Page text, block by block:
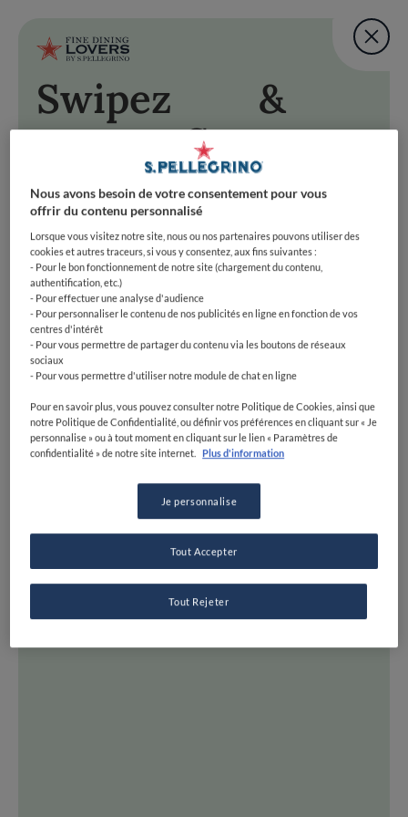
Aller au contenu principal
User account
Fine Dining Lovers
Ajouter une note
Savourez
Swipez à droite pour accepter cette suggestion, à gauche
COMMENCER
RETOUR EN HAUT DE PAGE
Accueil
Fine Dining Lovers Taste Match
Découvrez votre
côté foodie
CARTE
LISTES
TOUTES LES ADRESSES
NEWS ET TENDANCES
RECETTES
Fine Dining Lovers
Ajouter une note
Swipez
&
Savourez
Swipez à droite pour accepter cette suggestion, à
gauche pour passer à la prochaine. Préparez-vous à
swiper vers le bonheur gastronomique !
Nous avons besoin de votre consentement pour vous
offrir du contenu personnalisé
Lorsque vous visitez notre site, nous ou nos partenaires pouvons utiliser des
cookies et autres traceurs, si vous y consentez, aux fins suivantes :
- Pour le bon fonctionnement de notre site (chargement du contenu,
authentification, etc.)
- Pour effectuer une analyse d'audience
- Pour personnaliser le contenu de nos publicités en ligne en fonction de vos
centres d'intérêt
- Pour vous permettre de partager du contenu via les boutons de réseaux
sociaux
- Pour vous permettre d'utiliser notre module de chat en ligne
Pour en savoir plus, vous pouvez consulter notre Politique de Cookies, ainsi que
notre Politique de Confidentialité, ou définir vos préférences en cliquant sur « Je
personnalise » ou à tout moment en cliquant sur le lien « Paramètres de
confidentialité » de notre site internet.
Plus d'information
Je personnalise
Tout Rejeter
Tout Accepter